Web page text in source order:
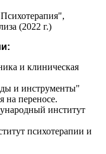
(2022 г.)
и клиническая
и инструменты"
на переносе.
институт
психотерапии и